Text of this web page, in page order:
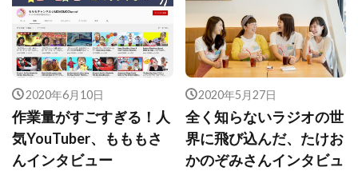
2020年6月10日
作業量がすごすぎる！人
気YouTuber、もももさ
んインタビュー
2020年5月27日
全く知らないラジオの世
界に飛び込んだ、たけお
かのぞみさんインタビュ